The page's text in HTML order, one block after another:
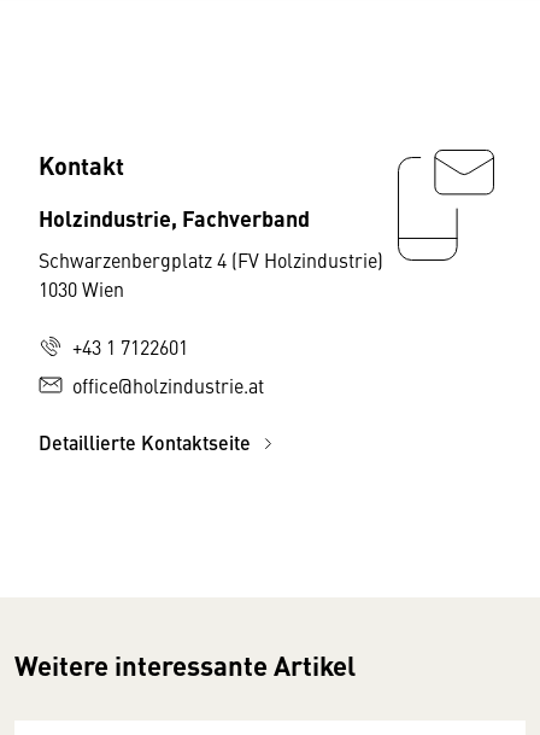
Kontakt
Holzindustrie, Fachverband
Schwarzenbergplatz 4 (FV Holzindustrie)
1030 Wien
+43 1 7122601
office@holzindustrie.at
Detaillierte Kontaktseite
Weitere interessante Artikel